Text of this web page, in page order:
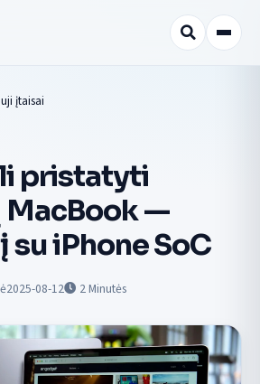
įtaisai
pristatyti
MacBook —
iPhone SoC
2025-08-12 2Minutės